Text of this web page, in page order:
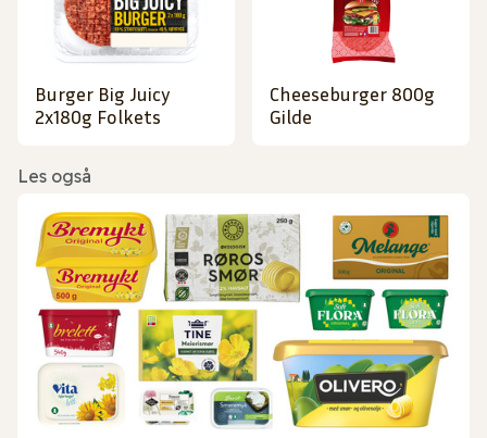
Burger Big Juicy
2x180g Folkets
Cheeseburger 800g
Gilde
Les også